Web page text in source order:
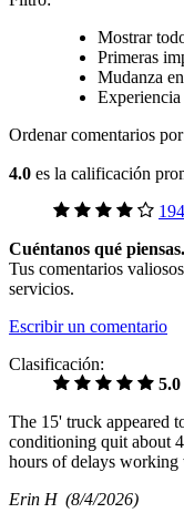
Mostrar
Primeras
Mudanza
Ordenar comentarios
4.0 es la calificación
Cuéntanos qué piensas.
Tus comentarios
servicios.
Escribir un comentario
Clasificación:
5.0
The 15' truck appeared
conditioning quit about
hours of delays working
Erin H (8/4/2026)